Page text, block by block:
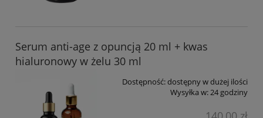
Serum anti-age z opuncją 20 ml + kwas
hialuronowy w żelu 30 ml
Dostępność:dostępny w dużej ilości
Wysyłka w:24 godziny